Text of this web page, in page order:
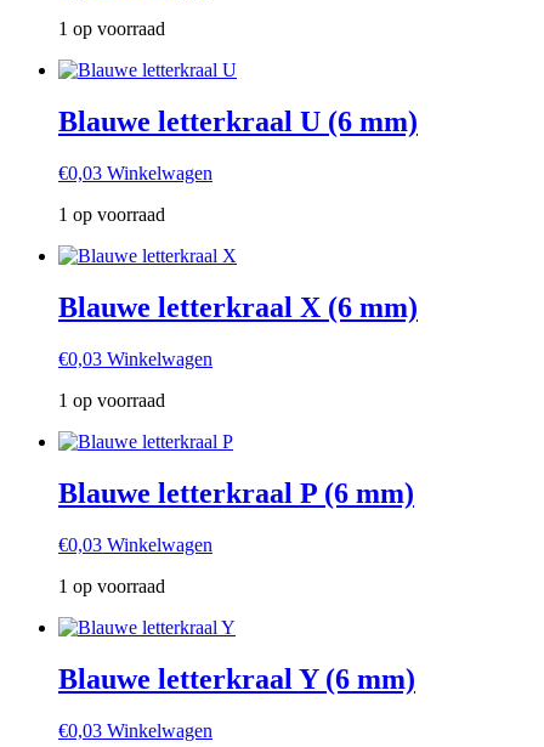
1 op voorraad
Blauwe letterkraal U (6 mm)
€0,03 Winkelwagen
1 op voorraad
Blauwe letterkraal X (6 mm)
€0,03 Winkelwagen
1 op voorraad
Blauwe letterkraal P (6 mm)
€0,03 Winkelwagen
1 op voorraad
Blauwe letterkraal Y (6 mm)
€0,03 Winkelwagen